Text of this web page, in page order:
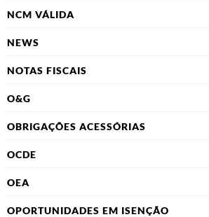
NCM VÁLIDA
NEWS
NOTAS FISCAIS
O&G
OBRIGAÇÕES ACESSÓRIAS
OCDE
OEA
OPORTUNIDADES EM ISENÇÃO